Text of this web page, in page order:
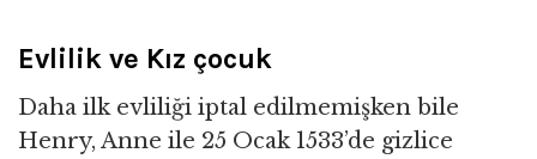
Evlilik ve Kız çocuk
Daha ilk evliliği iptal edilmemişken bile
Henry, Anne ile 25 Ocak 1533’de gizlice